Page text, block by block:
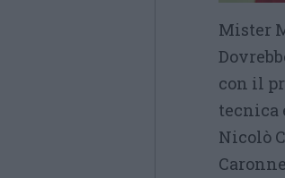
Mister
con il
tecnica
Nicolò